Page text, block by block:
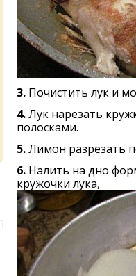
3.Почистить лук и
4.Лук нарезать
полосками.
5.Лимон разрезать
6. Налить на дно
кружочки лука,